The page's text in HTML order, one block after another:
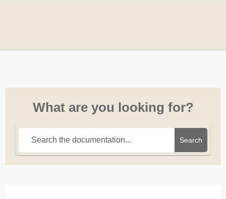
What are you looking for?
Search